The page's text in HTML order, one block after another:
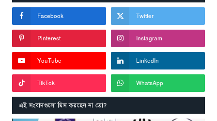
Facebook Twitter
Pinterest Instagram
YouTube LinkedIn
TikTok WhatsApp
এই সংবাদগুলো মিস করছেন না তো?